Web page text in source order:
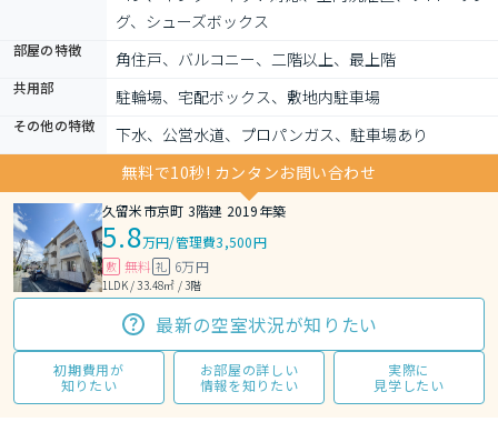
グ、シューズボックス
部屋の特徴 角住戸、バルコニー、二階以上、最上階
共用部 駐輪場、宅配ボックス、敷地内駐車場
その他の特徴
下水、公営水道、プロパンガス、駐車場あり
無料で10秒! カンタンお問い合わせ
久留米市京町 3階建 2019年築
5.8万円/管理費3,500円
敷 無料 礼 6万円
1LDK / 33.48㎡ / 3階
最新の空室状況が知りたい
初期費用が
知りたい
お部屋の詳しい
情報を知りたい
実際に
見学したい